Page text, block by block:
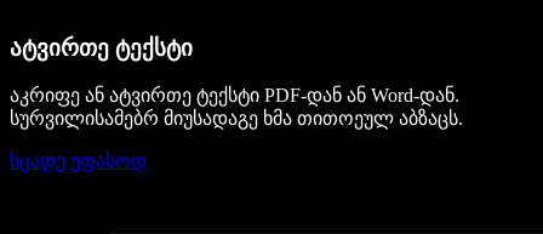
ატვირთე ტექსტი
აკრიფე ან ატვირთე ტექსტი PDF-დან ან Word-დან.
სურვილისამებრ მიუსადაგე ხმა თითოეულ აბზაცს.
სცადე უფასოდ